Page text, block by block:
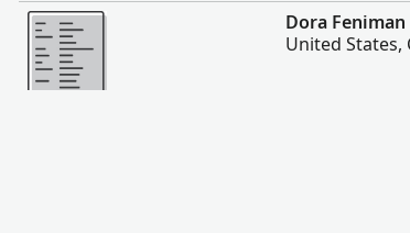
Mere
Dora Feniman
United States,